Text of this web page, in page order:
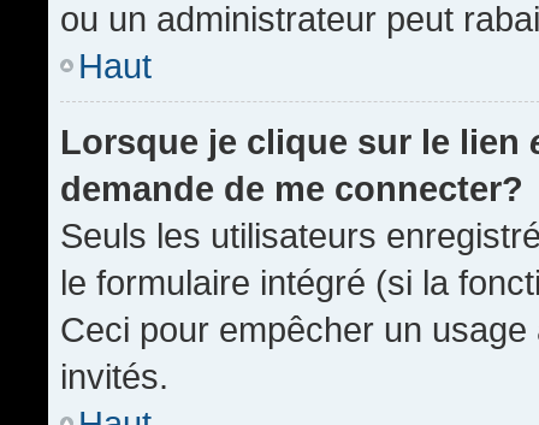
ou un administrateur peut
Haut
Lorsque je clique sur le lien
demande de me connecter?
Seuls les utilisateurs
le formulaire intégré (si la
Ceci pour empêcher un
invités.